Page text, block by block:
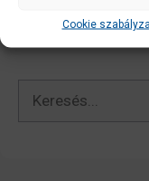
Cookie